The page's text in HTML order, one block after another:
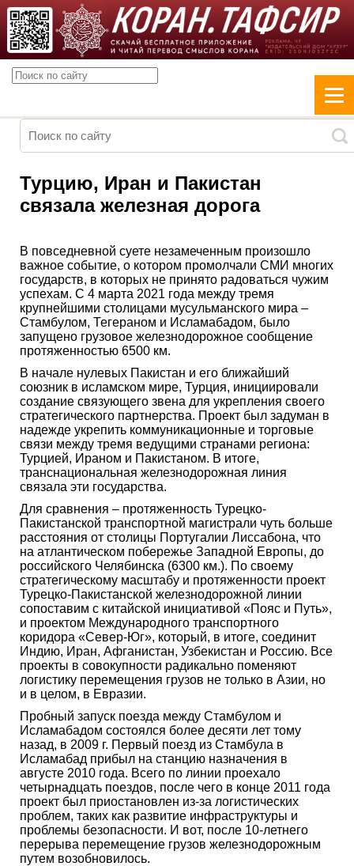
Турцию, Иран и Пакистан
связала железная дорога
В повседневной суете незамеченным произошло
важное событие, о котором промолчали СМИ многих
государств, в которых не принято радоваться чужим
успехам. С 4 марта 2021 года между тремя
крупнейшими столицами мусульманского мира –
Стамбулом, Тегераном и Исламабадом, было
запущено грузовое железнодорожное сообщение
протяженностью 6500 км.
В начале нулевых Пакистан и его ближайший
союзник в исламском мире, Турция, инициировали
создание связующего звена для укрепления своего
стратегического партнерства. Проект был задуман в
надежде укрепить коммуникационные и торговые
связи между тремя ведущими странами региона:
Турцией, Ираном и Пакистаном. В итоге,
транснациональная железнодорожная линия
связала эти государства.
Для сравнения – протяженность Турецко-
Пакистанской транспортной магистрали чуть больше
расстояния от столицы Португалии Лиссабона, что
на атлантическом побережье Западной Европы, до
российского Челябинска (6300 км.). По своему
стратегическому масштабу и протяженности проект
Турецко-Пакистанской железнодорожной линии
сопоставим с китайской инициативой «Пояс и Путь»,
и проектом Международного транспортного
коридора «Север-Юг», который, в итоге, соединит
Индию, Иран, Афганистан, Узбекистан и Россию. Все
проекты в совокупности радикально поменяют
логистику перемещения грузов не только в Азии, но
и в целом, в Евразии.
Пробный запуск поезда между Стамбулом и
Исламабадом состоялся более десяти лет тому
назад, в 2009 г. Первый поезд из Стамбула в
Исламабад прибыл на станцию назначения в
августе 2010 года. Всего по линии проехало
четырнадцать поездов, после чего в конце 2011 года
проект был приостановлен из-за логистических
проблем, таких как развитие инфраструктуры и
проблемы безопасности. И вот, после 10-летнего
перерыва перемещение грузов железнодорожным
путем возобновилось.